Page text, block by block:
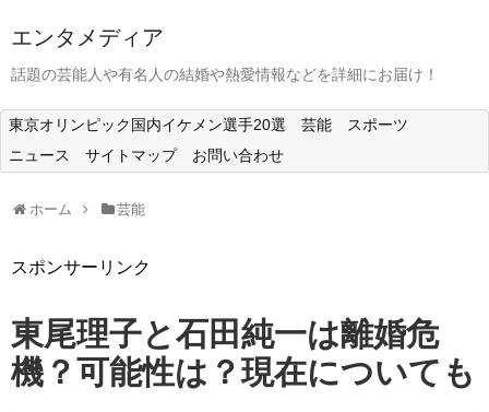
エンタメディア
話題の芸能人や有名人の結婚や熱愛情報などを詳細にお届け！
東京オリンピック国内イケメン選手20選 芸能
スポーツ
ニュース
サイトマップ お問い合わせ
ホーム 芸能
スポンサーリンク
東尾理子と石田純一は離婚危
機？可能性は？現在についても